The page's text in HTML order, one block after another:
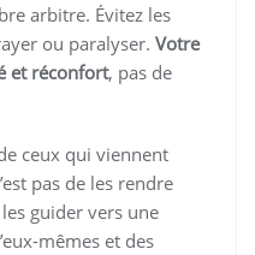
arbitre. Évitez les
ou paralyser. Votre
et réconfort, pas de
ceux qui viennent
pas de les rendre
guider vers une
mêmes et des